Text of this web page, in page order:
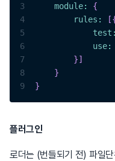
3
module:
{
4
rules : [
5
test :
6
use:
7
}]
8
}
9
}
플러그인
로더는 (번들되기 전) 파일